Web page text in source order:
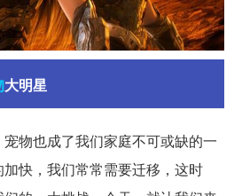
大明星
物也成了我们家庭不可或缺的一
快，我们常常需要迁移，这时